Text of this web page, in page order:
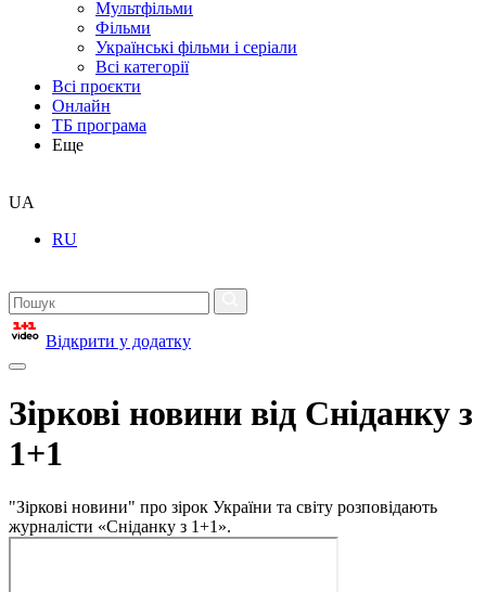
Мультфільми
Фільми
Українські фільми і серіали
Всі категорії
Всі проєкти
Онлайн
ТБ програма
Еще
UA
RU
Відкрити у додатку
Зіркові новини від Сніданку з
1+1
"Зіркові новини" про зірок України та світу розповідають
журналісти «Сніданку з 1+1».